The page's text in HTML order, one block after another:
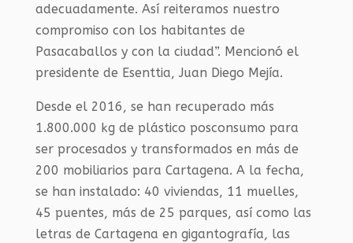
adecuadamente. Así reiteramos nuestro
compromiso con los habitantes de
Pasacaballos y con la ciudad”. Mencionó el
presidente de Esenttia, Juan Diego Mejía.
Desde el 2016, se han recuperado más
1.800.000 kg de plástico posconsumo para
ser procesados y transformados en más de
200 mobiliarios para Cartagena. A la fecha,
se han instalado: 40 viviendas, 11 muelles,
45 puentes, más de 25 parques, así como las
letras de Cartagena en gigantografía, las